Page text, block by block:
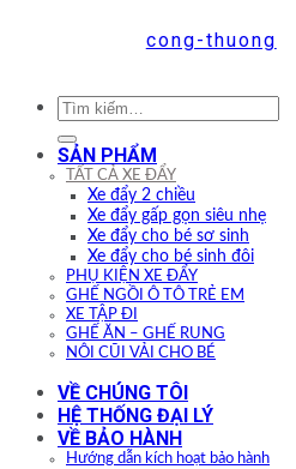
Tìm
kiếm:
SẢN PHẨM
TẤT CẢ XE ĐẨY
Xe đẩy 2 chiều
Xe đẩy gấp gọn siêu nhẹ
Xe đẩy cho bé sơ sinh
Xe đẩy cho bé sinh đôi
PHỤ KIỆN XE ĐẨY
GHẾ NGỒI Ô TÔ TRẺ EM
XE TẬP ĐI
GHẾ ĂN – GHẾ RUNG
NÔI CŨI VẢI CHO BÉ
VỀ CHÚNG TÔI
HỆ THỐNG ĐẠI LÝ
VỀ BẢO HÀNH
Hướng dẫn kích hoạt bảo hành